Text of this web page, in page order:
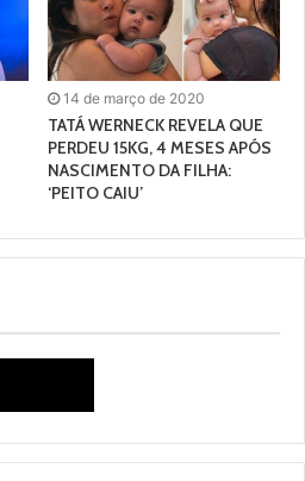
14 de março de 2020
TATÁ WERNECK REVELA QUE
PERDEU 15KG, 4 MESES APÓS
NASCIMENTO DA FILHA:
‘PEITO CAIU’